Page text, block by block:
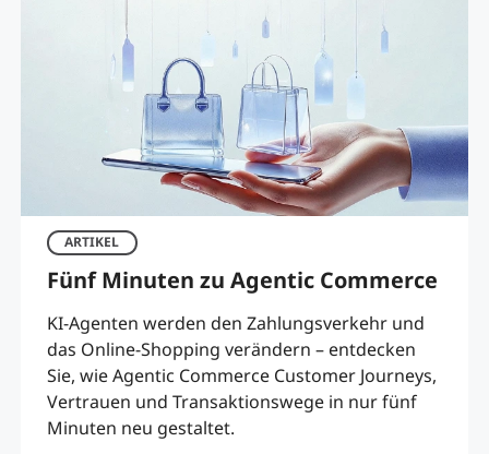
ARTIKEL
Fünf Minuten zu Agentic Commerce
KI-Agenten werden den Zahlungsverkehr und
das Online-Shopping verändern – entdecken
Sie, wie Agentic Commerce Customer Journeys,
Vertrauen und Transaktionswege in nur fünf
Minuten neu gestaltet.